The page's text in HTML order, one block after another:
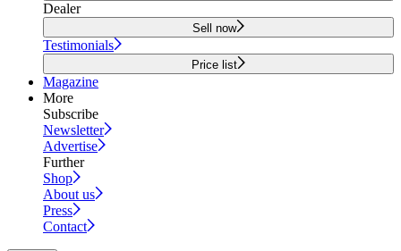
Dealer
Sell now
Testimonials
Price list
Magazine
More
Subscribe
Newsletter
Advertise
Further
Shop
About us
Press
Contact